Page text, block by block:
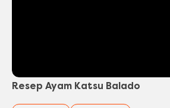
Resep Ayam Katsu Balado